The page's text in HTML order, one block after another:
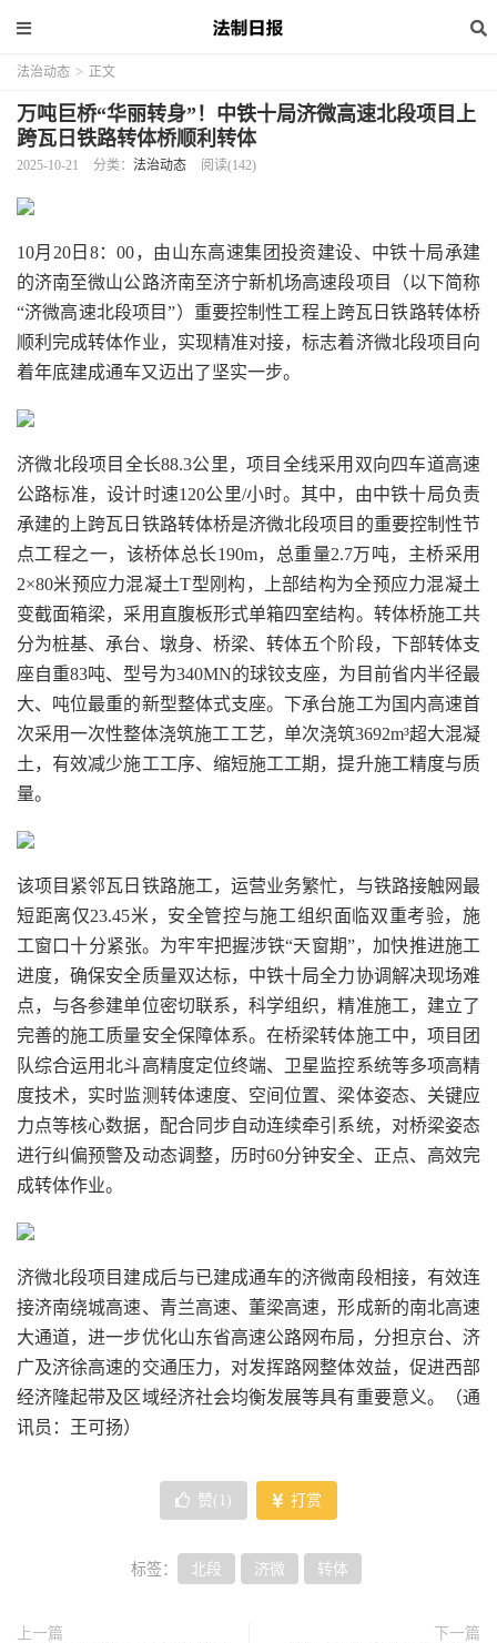
法治动态 > 正文
万吨巨桥“华丽转身”！中铁十局济微高速北段项目上
跨瓦日铁路转体桥顺利转体
2025-10-21 分类： 法治动态 阅读(142)
10月20日8：00，由山东高速集团投资建设、中铁十局承建
的济南至微山公路济南至济宁新机场高速段项目（以下简称
“济微高速北段项目”）重要控制性工程上跨瓦日铁路转体桥
顺利完成转体作业，实现精准对接，标志着济微北段项目向
着年底建成通车又迈出了坚实一步。
济微北段项目全长88.3公里，项目全线采用双向四车道高速
公路标准，设计时速120公里/小时。其中，由中铁十局负责
承建的上跨瓦日铁路转体桥是济微北段项目的重要控制性节
点工程之一，该桥体总长190m，总重量2.7万吨，主桥采用
2×80米预应力混凝土T型刚构，上部结构为全预应力混凝土
变截面箱梁，采用直腹板形式单箱四室结构。转体桥施工共
分为桩基、承台、墩身、桥梁、转体五个阶段，下部转体支
座自重83吨、型号为340MN的球铰支座，为目前省内半径最
大、吨位最重的新型整体式支座。下承台施工为国内高速首
次采用一次性整体浇筑施工工艺，单次浇筑3692m³超大混凝
土，有效减少施工工序、缩短施工工期，提升施工精度与质
量。
该项目紧邻瓦日铁路施工，运营业务繁忙，与铁路接触网最
短距离仅23.45米，安全管控与施工组织面临双重考验，施
工窗口十分紧张。为牢牢把握涉铁“天窗期”，加快推进施工
进度，确保安全质量双达标，中铁十局全力协调解决现场难
点，与各参建单位密切联系，科学组织，精准施工，建立了
完善的施工质量安全保障体系。在桥梁转体施工中，项目团
队综合运用北斗高精度定位终端、卫星监控系统等多项高精
度技术，实时监测转体速度、空间位置、梁体姿态、关键应
力点等核心数据，配合同步自动连续牵引系统，对桥梁姿态
进行纠偏预警及动态调整，历时60分钟安全、正点、高效完
成转体作业。
济微北段项目建成后与已建成通车的济微南段相接，有效连
接济南绕城高速、青兰高速、董梁高速，形成新的南北高速
大通道，进一步优化山东省高速公路网布局，分担京台、济
广及济徐高速的交通压力，对发挥路网整体效益，促进西部
经济隆起带及区域经济社会均衡发展等具有重要意义。（通
讯员：王可扬）
赞( ) 打赏
标签： 北段 济微 转体
上一篇
下一篇